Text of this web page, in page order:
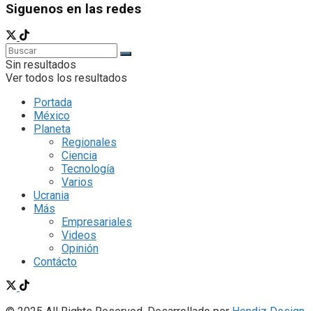
Siguenos en las redes
Sin resultados
Ver todos los resultados
Portada
México
Planeta
Regionales
Ciencia
Tecnología
Varios
Ucrania
Más
Empresariales
Videos
Opinión
Contácto